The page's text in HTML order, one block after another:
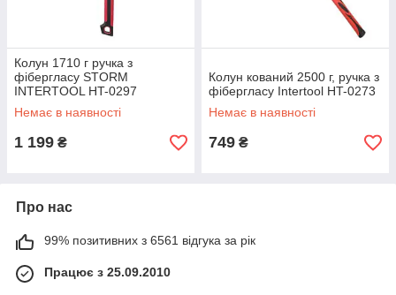
Колун 1710 г ручка з
фібергласу STORM
INTERTOOL HT-0297
Немає в наявності
1 199 ₴
Колун кований 2500 г, ручка з
фібергласу Intertool HT-0273
Немає в наявності
749 ₴
Про нас
99% позитивних з 6561 відгука за рік
Працює з 25.09.2010